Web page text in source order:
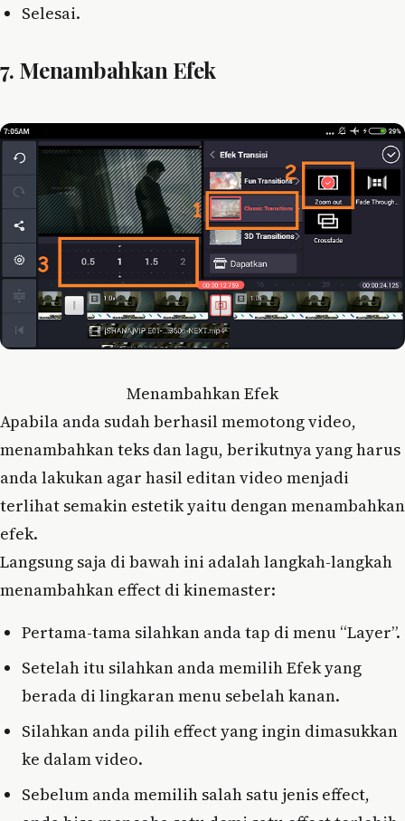
Selesai.
7. Menambahkan Efek
Menambahkan Efek
Apabila anda sudah berhasil memotong video,
menambahkan teks dan lagu, berikutnya yang harus
anda lakukan agar hasil editan video menjadi
terlihat semakin estetik yaitu dengan menambahkan
efek.
Langsung saja di bawah ini adalah langkah-langkah
menambahkan effect di kinemaster:
Pertama-tama silahkan anda tap di menu “Layer”.
Setelah itu silahkan anda memilih Efek yang
berada di lingkaran menu sebelah kanan.
Silahkan anda pilih effect yang ingin dimasukkan
ke dalam video.
Sebelum anda memilih salah satu jenis effect,